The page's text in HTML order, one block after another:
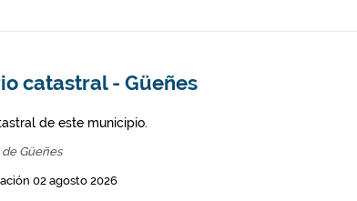
catastral - Güeñes
de este municipio.
Güeñes
02 agosto 2026